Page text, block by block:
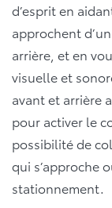
d’esprit en
approchent
arrière, et en
visuelle et
avant et arrière
pour activer le
possibilité de
qui s’approche
stationnement.